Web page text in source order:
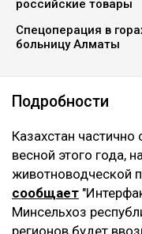
российские товары
Спецоперация в
больницу Алматы
Подробности
Казахстан
весной этого года,
животноводческой
сообщает
Минсельхоз